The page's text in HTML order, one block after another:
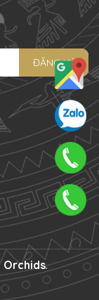
ĐĂNG KÝ
Orchids.